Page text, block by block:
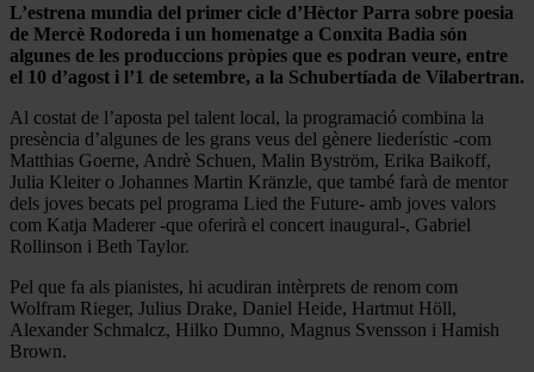
L’estrena mundia del primer cicle d’Hèctor Parra sobre poesia
de Mercè Rodoreda i un homenatge a Conxita Badia són
algunes de les produccions pròpies que es podran veure, entre
el 10 d’agost i l’1 de setembre, a la Schubertíada de Vilabertran.
Al costat de l’aposta pel talent local, la programació combina la
presència d’algunes de les grans veus del gènere liederístic -com
Matthias Goerne, Andrè Schuen, Malin Byström, Erika Baikoff,
Julia Kleiter o Johannes Martin Kränzle, que també farà de mentor
dels joves becats pel programa Lied the Future- amb joves valors
com Katja Maderer -que oferirà el concert inaugural-, Gabriel
Rollinson i Beth Taylor.
Pel que fa als pianistes, hi acudiran intèrprets de renom com
Wolfram Rieger, Julius Drake, Daniel Heide, Hartmut Höll,
Alexander Schmalcz, Hilko Dumno, Magnus Svensson i Hamish
Brown.